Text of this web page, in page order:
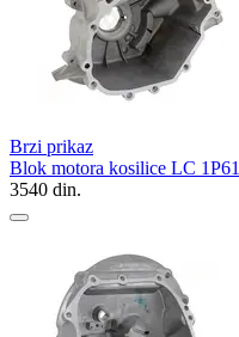
Brzi prikaz
Blok motora kosilice LC
3540 din.